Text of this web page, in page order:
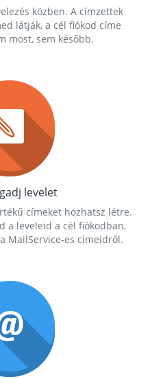
közben. A címzettek
látják, a cél fiókod címe
most, sem később.
levelet
címeket hozhatsz létre.
a leveleid a cél fiókodban,
MailService-es címeidről.